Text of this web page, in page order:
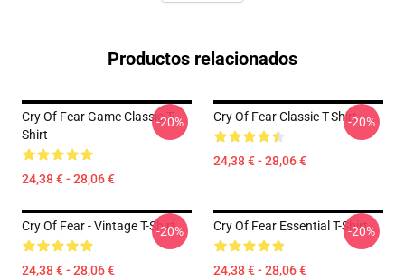
Productos relacionados
Cry Of Fear Game Classic T-
Shirt
24,38 € - 28,06 €
-20% Cry Of Fear Classic T-Shirt
24,38 € - 28,06 €
-20%
Cry Of Fear - Vintage T-Shirt
24,38 € - 28,06 €
-20% Cry Of Fear Essential T-Shirt
24,38 € - 28,06 €
-20%